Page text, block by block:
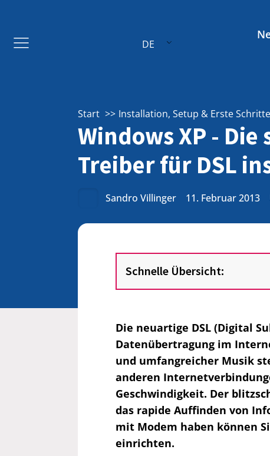
DE
Start Installation, Setup & Erste Schritte
Windows XP -
Treiber für DSL
Sandro Villinger 11. Februar 2013
Schnelle Übersicht:
Die neuartige DSL (Digital
Datenübertragung im
und umfangreicher Musik
anderen
Geschwindigkeit. Der
das rapide Auffinden von
mit Modem haben können
einrichten.